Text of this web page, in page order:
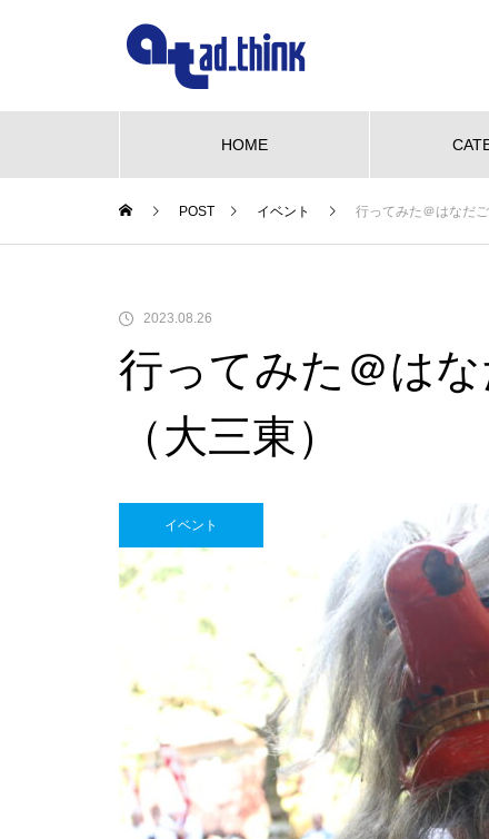
HOME
NEW OPEN グルメ ビューティー
れたくなる「REO」
焙煎所が届ける、理想の一杯。
「雲仙麓珈琲焙煎研究所」
【NEW OPEN】日常に寄り添
う、海辺の鮨処「鮨 彦八」
【NEW OPEN】煙と笑いのち
WE LOVE PET♡柴三郎・櫻子・
のある暮らし
【
25thくにみの日に行ってみた！20
【NEW OPEN】Salon de Lili
POST イベント 行ってみた＠はなだ
2023.08.26
行ってみた＠は
（大三東）
イベント